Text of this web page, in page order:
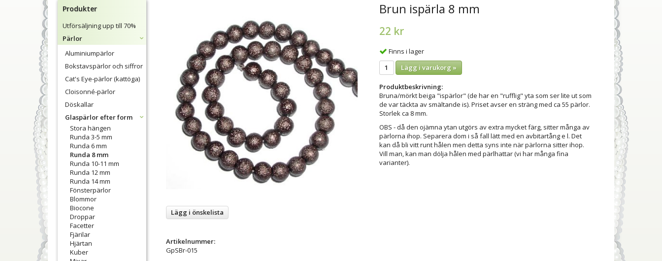
Produkter
Utförsäljning upp till 70%
Pärlor
Aluminiumpärlor
Bokstavspärlor och siffror
Cat's Eye-pärlor (kattöga)
Cloisonné-pärlor
Döskallar
Glaspärlor efter form
Stora hängen
Runda 3-5 mm
Runda 6 mm
Runda 8 mm
Runda 10-11 mm
Runda 12 mm
Runda 14 mm
Fönsterpärlor
Blommor
Biocone
Droppar
Facetter
Fjärilar
Hjärtan
Kuber
Brun ispärla 8 mm
22 kr
Finns i lager
Lägg i varukorg »
Produktbeskrivning:
Bruna/mörkt beiga "ispärlor" (de har en "rufflig" yta som ser lite ut som
de var täckta av smältande is). Priset avser en sträng med ca 55 pärlor.
Storlek ca 8 mm.
OBS - då den ojämna ytan utgörs av extra mycket färg, sitter många av
pärlorna ihop. Separera dom i så fall lätt med en avbitartång e l. Det
kan då bli vitt runt hålen men detta syns inte när pärlorna sitter ihop.
Vill man, kan man dölja hålen med pärlhattar (vi har många fina
varianter).
Lägg i önskelista
Artikelnummer:
GpSBr-015